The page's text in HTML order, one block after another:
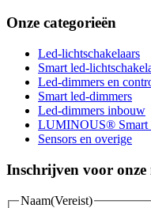
Onze categorieën
Led-lichtschakelaars
Smart led-
Led-dimmers en
Smart led-dimmers
Led-dimmers inbouw
LUMINOUS® Smart
Sensors en overige
Inschrijven voor onze
Naam(Vereist)